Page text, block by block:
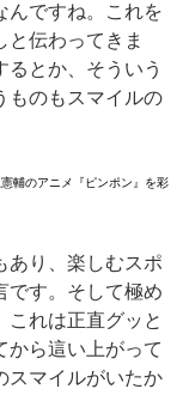
んですね。これを
と伝わってきま
とか、そういう
ものもスマイルの
憲輔のアニメ『ピンポン』を彩
あり、楽しむスポ
です。そして極め
これは正直グッと
から這い上がって
スマイルがいたか